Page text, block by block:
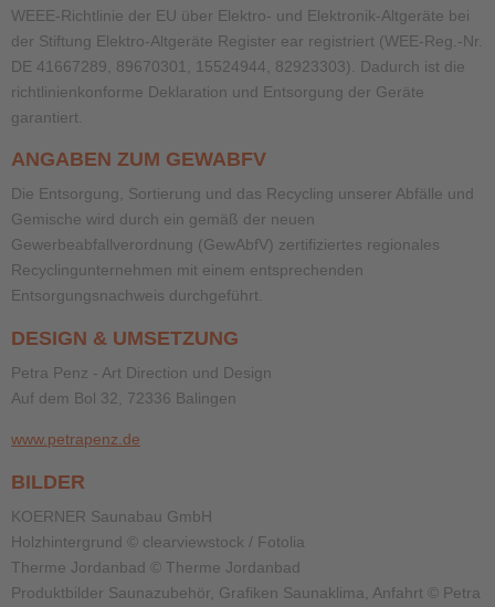
WEEE-Richtlinie der EU über Elektro- und Elektronik-Altgeräte bei
der Stiftung Elektro-Altgeräte Register ear registriert (WEE-Reg.-Nr.
DE 41667289, 89670301, 15524944, 82923303). Dadurch ist die
richtlinienkonforme Deklaration und Entsorgung der Geräte
garantiert.
ANGABEN ZUM GEWABFV
Die Entsorgung, Sortierung und das Recycling unserer Abfälle und
Gemische wird durch ein gemäß der neuen
Gewerbeabfallverordnung (GewAbfV) zertifiziertes regionales
Recyclingunternehmen mit einem entsprechenden
Entsorgungsnachweis durchgeführt.
DESIGN & UMSETZUNG
Petra Penz - Art Direction und Design
Auf dem Bol 32, 72336 Balingen
www.petrapenz.de
BILDER
KOERNER Saunabau GmbH
Holzhintergrund © clearviewstock / Fotolia
Therme Jordanbad © Therme Jordanbad
Produktbilder Saunazubehör, Grafiken Saunaklima, Anfahrt © Petra